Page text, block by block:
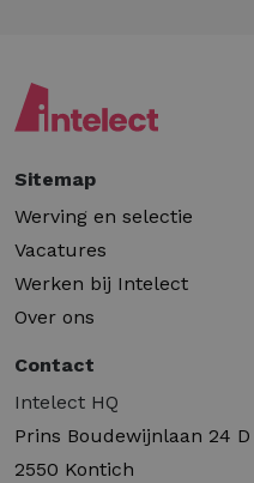
Sitemap
Werving en selectie
Vacatures
Werken bij Intelect
Over ons
Contact
Intelect HQ
Prins Boudewijnlaan 24 D
2550 Kontich